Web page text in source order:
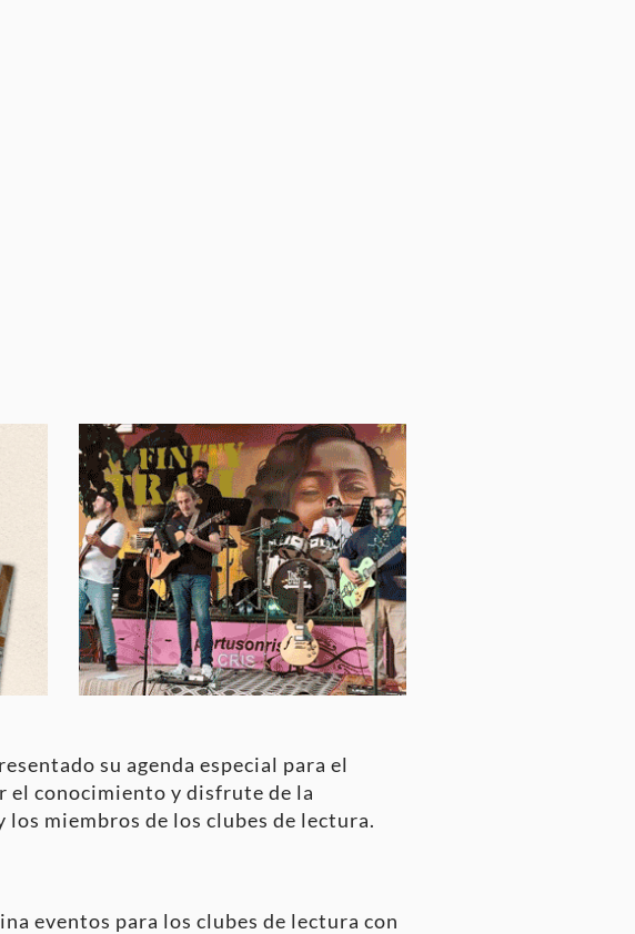
su agenda especial para el
conocimiento y disfrute de la
miembros de los clubes de lectura.
eventos para los clubes de lectura con